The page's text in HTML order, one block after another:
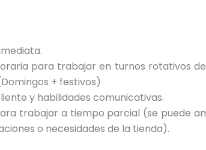
para trabajar en turnos rotativos
+ festivos)
y habilidades comunicativas.
trabajar a tiempo parcial (se puede
o necesidades de la tienda).